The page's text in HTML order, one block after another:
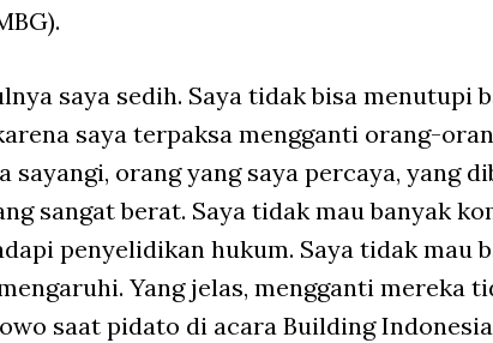
saya sedih. Saya tidak bisa menutupi
saya terpaksa mengganti orang-
sayangi, orang yang saya percaya, yang
sangat berat. Saya tidak mau banyak
penyelidikan hukum. Saya tidak mau
Yang jelas, mengganti mereka
saat pidato di acara Building